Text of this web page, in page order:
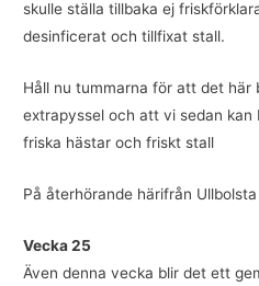
skulle ställa tillbaka ej
desinficerat och tillfixat stall.
Håll nu tummarna för att det här
extrapyssel och att vi sedan kan
friska hästar och friskt stall
På återhörande härifrån
Vecka 25
Även denna vecka blir det ett